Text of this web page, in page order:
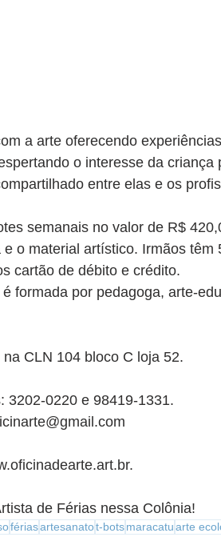
a arte oferecendo
o interesse da
entre elas e os
semanais no valor de R$
e o material artístico. Irmãos
cartão de débito e crédito.
é formada por pedagoga, arte-
na CLN 104 bloco C loja 52.
3202-0220 e 98419-1331.
de Férias nessa Colônia!
fériasartesanatot-botsmaracatuarte